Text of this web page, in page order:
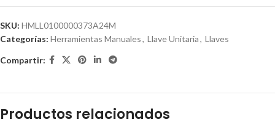
SKU: HMLL0100000373A24M
Categorías: Herramientas Manuales, Llave Unitaria, Llaves
Compartir:
Productos relacionados